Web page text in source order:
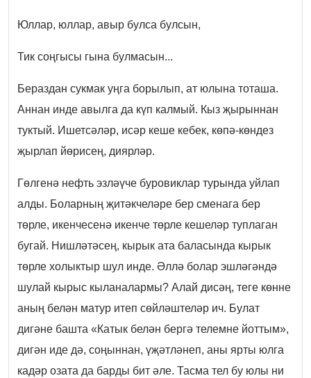
Юллар, юллар, авыр булса булсын,
Тик соңгысы гына булмасын...
Бераздан сукмак уңга борылып, ат юлына тоташа.
Аннан инде авылга да күп калмый. Кыз җырыннан
туктый. Ишетсәләр, исәр кеше кебек, көпә-көндез
җырлап йөрисең, диярләр.
Гөлгенә нефть эзләүче буровиклар турында уйлап
алды. Боларның җитәкчеләре бер сменага бер
төрле, икенчесенә икенче төрле кешеләр туплаган
бугай. Нишләтәсең, кырык ата баласында кырык
төрле холыктыр шул инде. Әллә болар эшләгәндә
шулай кырыс кыланалармы? Алай дисәң, теге көнне
аның белән матур итеп сөйләштеләр ич. Булат
дигәне башта «Катык белән бергә телемне йоттым»,
дигән иде дә, соңыннан, үҗәтләнеп, аны ярты юлга
кадәр озата да барды бит әле. Тасма тел бу юлы ни